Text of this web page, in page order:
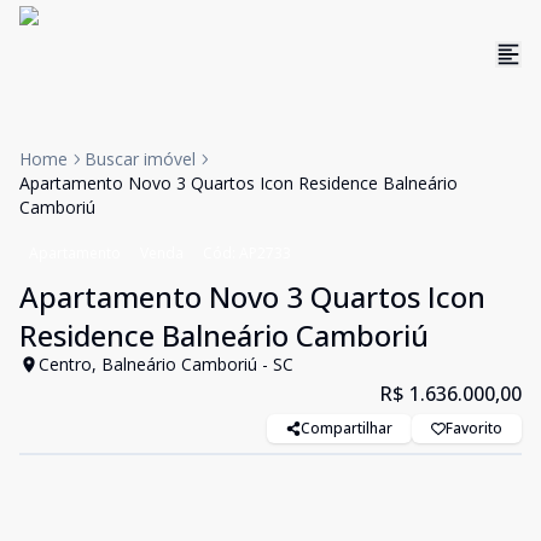
Home
Buscar imóvel
Apartamento Novo 3 Quartos Icon Residence Balneário
Camboriú
Apartamento Novo 3 Quartos Icon
Residence Balneário Camboriú
Centro, Balneário Camboriú - SC
R$ 1.636.000,00
Compartilhar Favorito